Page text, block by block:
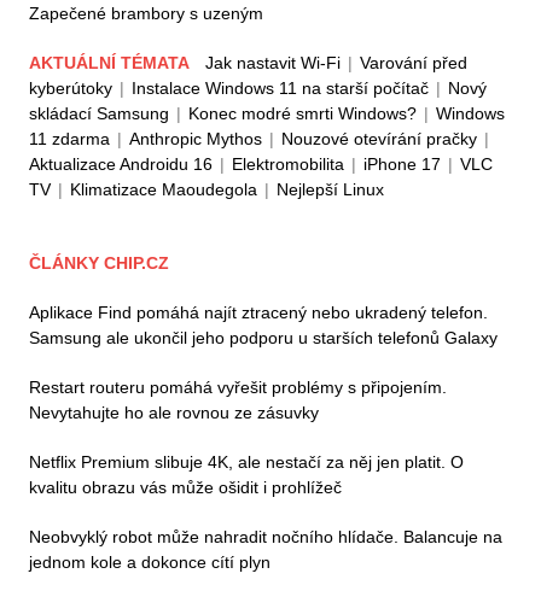
Zapečené brambory s uzeným
AKTUÁLNÍ TÉMATA Jak nastavit Wi-Fi | Varování před
kyberútoky | Instalace Windows 11 na starší počítač | Nový
skládací Samsung | Konec modré smrti Windows? | Windows
11 zdarma | Anthropic Mythos | Nouzové otevírání pračky |
Aktualizace Androidu 16 | Elektromobilita | iPhone 17 | VLC
TV | Klimatizace Maoudegola | Nejlepší Linux
ČLÁNKY CHIP.CZ
Aplikace Find pomáhá najít ztracený nebo ukradený telefon.
Samsung ale ukončil jeho podporu u starších telefonů Galaxy
Restart routeru pomáhá vyřešit problémy s připojením.
Nevytahujte ho ale rovnou ze zásuvky
Netflix Premium slibuje 4K, ale nestačí za něj jen platit. O
kvalitu obrazu vás může ošidit i prohlížeč
Neobvyklý robot může nahradit nočního hlídače. Balancuje na
jednom kole a dokonce cítí plyn